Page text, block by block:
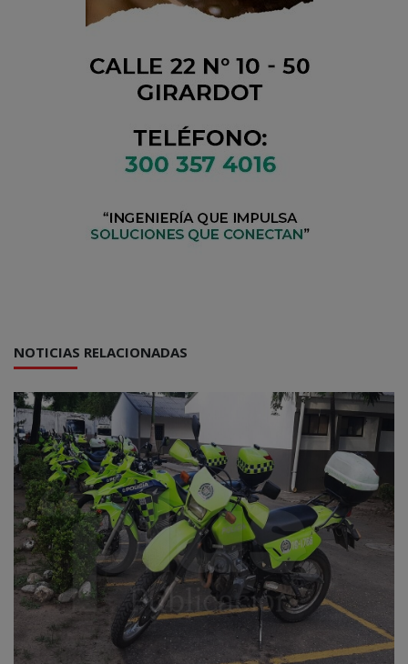
NOTICIAS RELACIONADAS